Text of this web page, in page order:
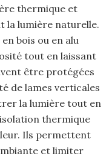
thermique et
la lumière naturelle.
bois ou en alu
tout en laissant
être protégées
de lames verticales
la lumière tout en
thermique
Ils permettent
et limiter